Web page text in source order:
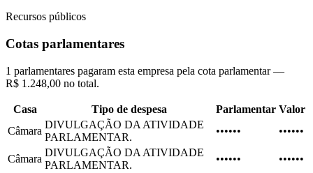
Recursos públicos
Cotas parlamentares
1 parlamentares pagaram esta empresa pela cota parlamentar —
R$ 1.248,00 no total.
Casa Tipo de despesa Parlamentar Valor
Câmara
DIVULGAÇÃO DA ATIVIDADE
PARLAMENTAR.
•••••• ••••••
Câmara
DIVULGAÇÃO DA ATIVIDADE
PARLAMENTAR.
•••••• ••••••